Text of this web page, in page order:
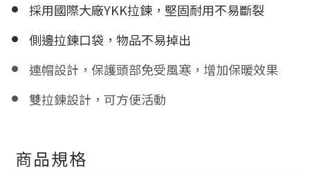
採用國際大廠YKK拉鍊，堅固耐用不易斷裂
側邊拉鍊口袋，物品不易掉出
連帽設計，保護頭部免受風寒，增加保暖效果
雙拉鍊設計，可方便活動
商品規格